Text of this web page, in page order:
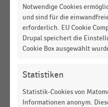
SHOPPING-CENTER|
Bewertung von
Shopping-Centern
Synergieeffekte
Zusätzliche
Nutzungen in
Deutschland
Notwendige Cookies
und sind für die
erforderlich. EU Cookie
Drupal speichert die
Cookie Box ausgewählt
Statistiken
Statistik-Cookies von
Informationen anonym.